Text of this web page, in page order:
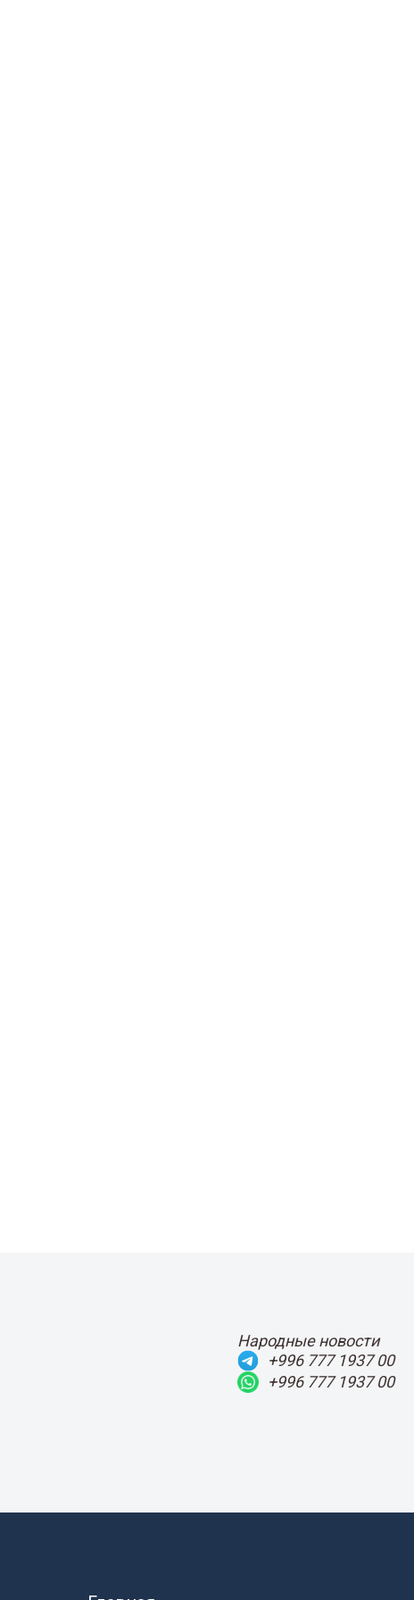
Народные новости
+996 777 1937 00
+996 777 1937 00